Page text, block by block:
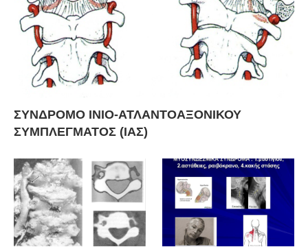
ΣΥΝΔΡΟΜΟ ΙΝΙΟ-ΑΤΛΑΝΤΟΑΞΟΝΙΚΟΥ
ΣΥΜΠΛΕΓΜΑΤΟΣ (ΙΑΣ)